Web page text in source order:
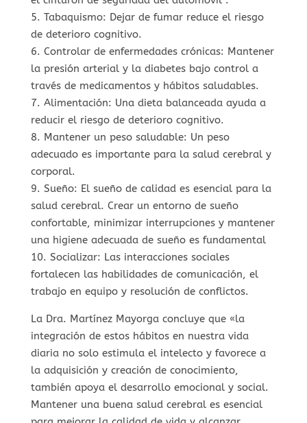
5. Tabaquismo: Dejar de fumar reduce el riesgo
de deterioro cognitivo.
6. Controlar de enfermedades crónicas: Mantener
la presión arterial y la diabetes bajo control a
través de medicamentos y hábitos saludables.
7. Alimentación: Una dieta balanceada ayuda a
reducir el riesgo de deterioro cognitivo.
8. Mantener un peso saludable: Un peso
adecuado es importante para la salud cerebral y
corporal.
9. Sueño: El sueño de calidad es esencial para la
salud cerebral. Crear un entorno de sueño
confortable, minimizar interrupciones y mantener
una higiene adecuada de sueño es fundamental
10. Socializar: Las interacciones sociales
fortalecen las habilidades de comunicación, el
trabajo en equipo y resolución de conflictos.
La Dra. Martínez Mayorga concluye que «la
integración de estos hábitos en nuestra vida
diaria no solo estimula el intelecto y favorece a
la adquisición y creación de conocimiento,
también apoya el desarrollo emocional y social.
Mantener una buena salud cerebral es esencial